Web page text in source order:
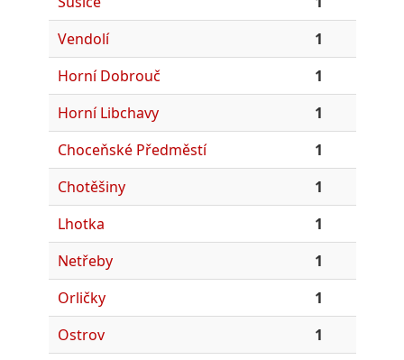
Vendolí
1
Horní Dobrouč
1
Horní Libchavy
1
Choceňské Předměstí
1
Chotěšiny
1
Lhotka
1
Netřeby
1
Orličky
1
Ostrov
1